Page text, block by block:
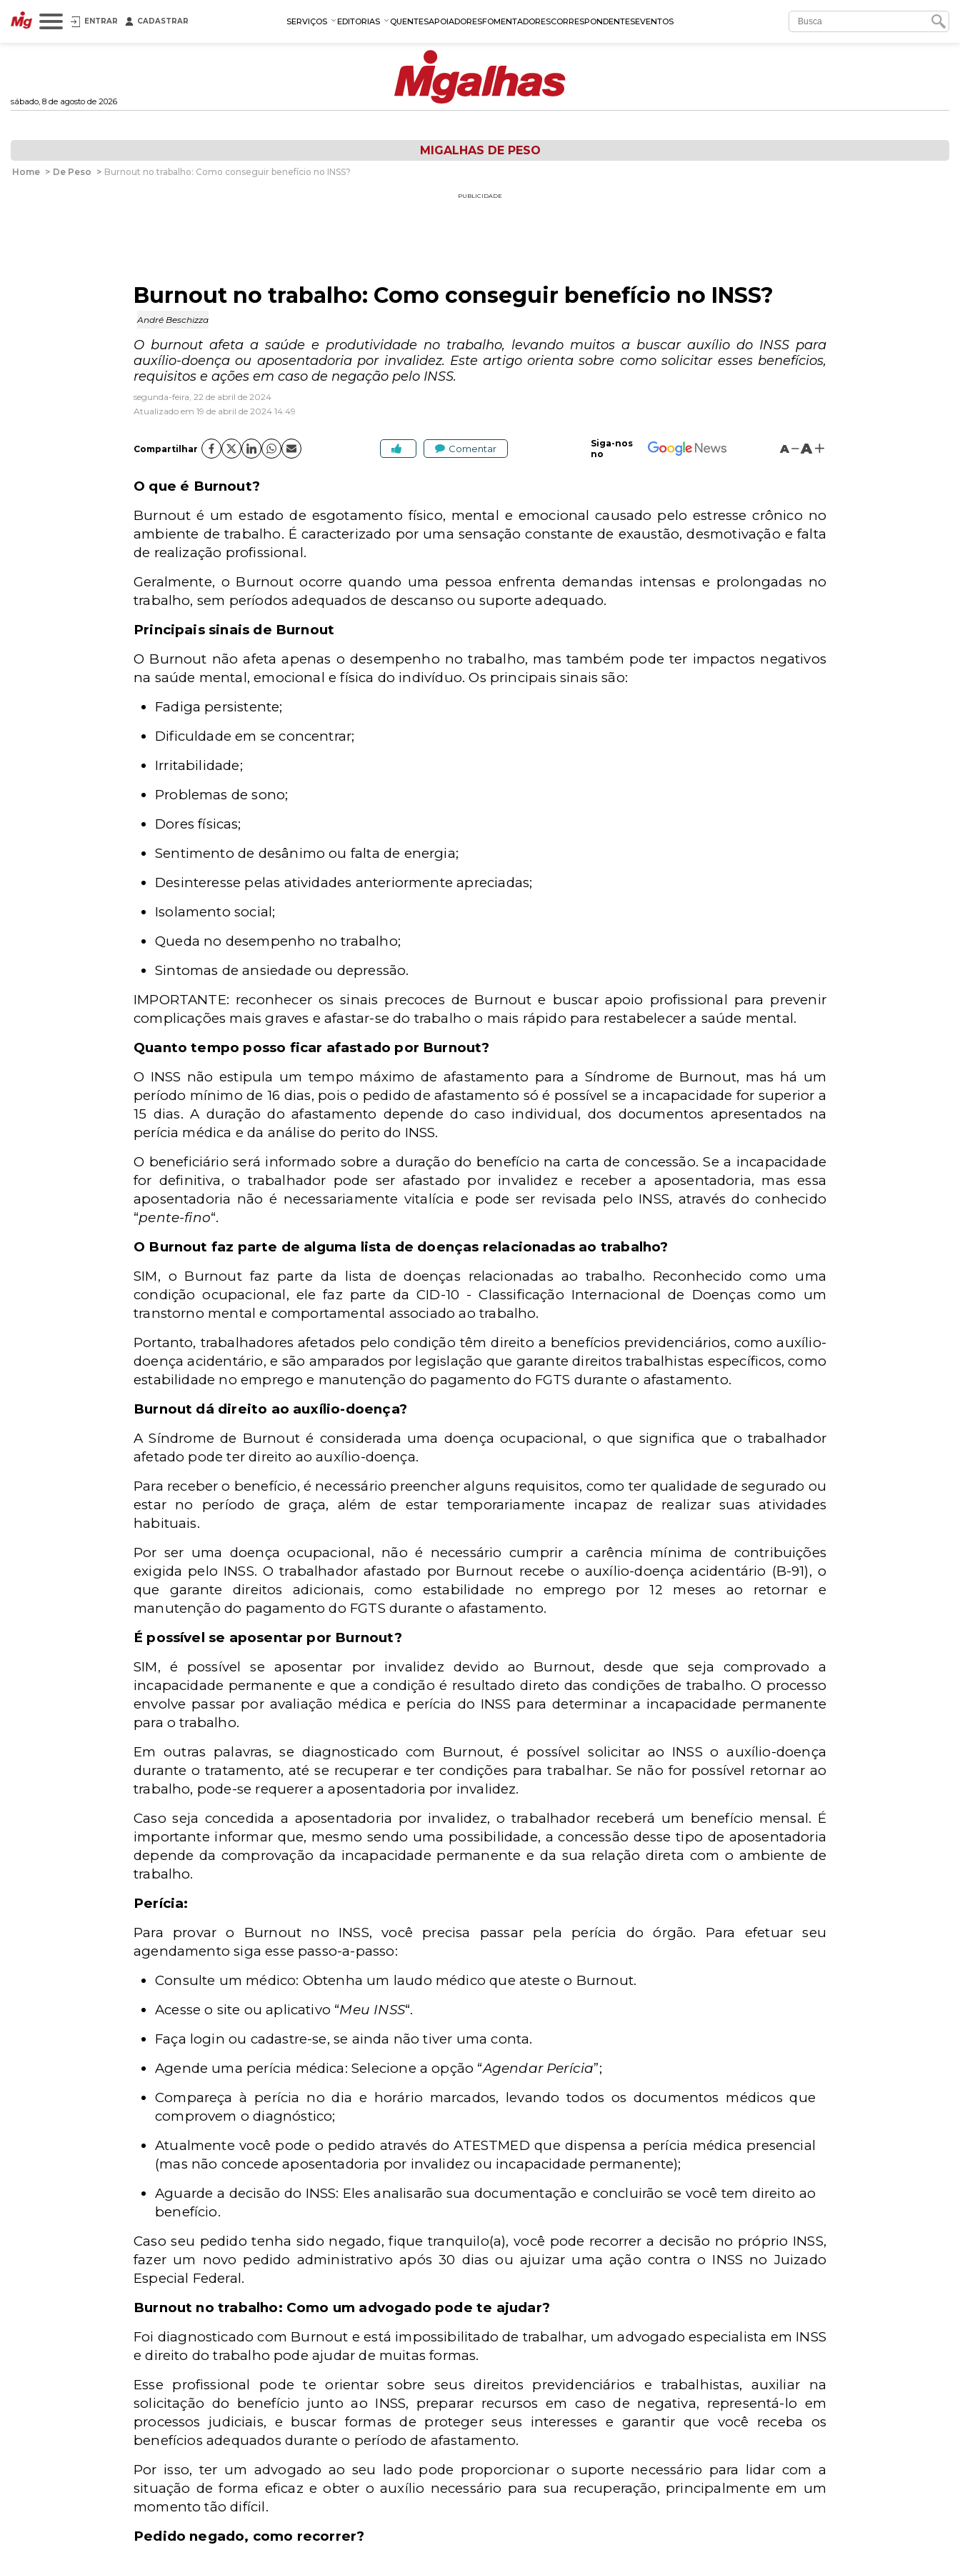
ENTRAR CADASTRAR SERVIÇOS EDITORIAS QUENTESAPOIADORESFOMENTADORESCORRESPONDENTESEVENTOS
sábado, 8 de agosto de 2026
MIGALHAS DE PESO
Home > De Peso > Burnout no trabalho: Como conseguir benefício no INSS?
PUBLICIDADE
Burnout no trabalho: Como conseguir benefício no INSS?
André Beschizza
O burnout afeta a saúde e produtividade no trabalho, levando muitos a buscar auxílio do INSS para
auxílio-doença ou aposentadoria por invalidez. Este artigo orienta sobre como solicitar esses benefícios,
requisitos e ações em caso de negação pelo INSS.
segunda-feira, 22 de abril de 2024
Atualizado em 19 de abril de 2024 14:49
Compartilhar Comentar
Siga-nos
no
A A
O que é Burnout?
Burnouté um estado de esgotamento físico, mental e emocional causado pelo estresse crônico no
ambiente de trabalho. É caracterizado por uma sensação constante de exaustão, desmotivação e falta
de realização profissional.
Geralmente, o Burnout ocorre quando uma pessoa enfrenta demandas intensas e prolongadas no
trabalho, sem períodos adequados de descanso ou suporte adequado.
Principais sinais de Burnout
O Burnout não afeta apenas o desempenho no trabalho, mas também pode ter impactos negativos
na saúde mental, emocional e física do indivíduo. Os principais sinais são:
Fadiga persistente;
Dificuldade em se concentrar;
Irritabilidade;
Problemas de sono;
Dores físicas;
Sentimento de desânimo ou falta de energia;
Desinteresse pelas atividades anteriormente apreciadas;
Isolamento social;
Queda no desempenho no trabalho;
Sintomas de ansiedade ou depressão.
IMPORTANTE: reconhecer os sinais precoces de Burnout e buscar apoio profissional para prevenir
complicações mais graves e afastar-se do trabalho o mais rápido para restabelecer a saúde mental.
Quanto tempo posso ficar afastado por Burnout?
O INSS não estipula um tempo máximo de afastamento para a Síndrome de Burnout, mas há um
período mínimo de 16 dias, pois o pedido de afastamento só é possível se a incapacidade for superior a
15 dias. A duração do afastamento depende do caso individual, dos documentos apresentados na
perícia médica e da análise do perito do INSS.
O beneficiário será informado sobre a duração do benefício na carta de concessão. Se a incapacidade
for definitiva, o trabalhador pode ser afastado por invalidez e receber a aposentadoria, mas essa
aposentadoria não é necessariamente vitalícia e pode ser revisada pelo INSS, através do conhecido
“pente-fino“.
O Burnout faz parte de alguma lista de doenças relacionadas ao trabalho?
SIM, o Burnout faz parte da lista de doenças relacionadas ao trabalho. Reconhecido como uma
condição ocupacional, ele faz parte daCID-10 -Classificação Internacional de Doenças como um
transtorno mental e comportamental associado ao trabalho.
Portanto, trabalhadores afetados pelo condição têm direito a benefícios previdenciários, como auxílio-
doença acidentário, e são amparados por legislação que garante direitos trabalhistas específicos, como
estabilidade no emprego e manutenção do pagamento do FGTS durante o afastamento.
Burnout dá direito ao auxílio-doença?
A Síndrome de Burnout é considerada uma doença ocupacional, o que significa que o trabalhador
afetado pode ter direito ao auxílio-doença.
Para receber o benefício, é necessário preencher alguns requisitos, como ter qualidade de segurado ou
estar no período de graça, além de estar temporariamente incapaz de realizar suas atividades
habituais.
Por ser uma doença ocupacional, nãoé necessário cumprir a carência mínima de contribuições
exigida pelo INSS. O trabalhador afastado por Burnout recebe o auxílio-doença acidentário (B-91), o
que garante direitos adicionais, como estabilidade no emprego por 12 meses ao retornar e
manutenção do pagamento do FGTS durante o afastamento.
É possível se aposentar por Burnout?
SIM, é possível se aposentar por invalidez devido ao Burnout, desde que seja comprovado a
incapacidade permanente e que a condiçãoé resultado direto das condições de trabalho. O processo
envolve passar por avaliação médica e perícia do INSS para determinar a incapacidade permanente
para o trabalho.
Em outras palavras, se diagnosticado com Burnout,é possível solicitar ao INSS o auxílio-doença
durante o tratamento, atése recuperar e ter condições para trabalhar.Se não for possível retornar ao
trabalho, pode-se requerer a aposentadoria por invalidez.
Caso seja concedida a aposentadoria por invalidez, o trabalhador receberá um benefício mensal. É
importante informar que, mesmo sendo uma possibilidade, a concessão desse tipo de aposentadoria
depende da comprovação da incapacidade permanente e da sua relação direta com o ambiente de
trabalho.
Perícia:
Para provar o Burnout no INSS, você precisa passar pela perícia doórgão. Para efetuar seu
agendamento siga esse passo-a-passo:
Consulte um médico: Obtenha um laudo médico que ateste o Burnout.
Acesse o site ou aplicativo “Meu INSS“.
Faça login ou cadastre-se, se ainda não tiver uma conta.
Agende uma perícia médica: Selecione a opção “Agendar Perícia”;
Compareça à perícia no dia e horário marcados, levando todos os documentos médicos que
comprovem o diagnóstico;
Atualmente você pode o pedido através do ATESTMED que dispensa a perícia médica presencial
(mas não concede aposentadoria por invalidez ou incapacidade permanente);
Aguarde a decisão do INSS: Eles analisarão sua documentação e concluirão se você tem direito ao
benefício.
Caso seu pedido tenha sido negado, fique tranquilo(a), você pode recorrer a decisão no próprio INSS,
fazer um novo pedido administrativo após 30 dias ou ajuizar uma ação contra o INSS no Juizado
Especial Federal.
Burnout no trabalho: Como um advogado pode te ajudar?
Foi diagnosticado com Burnout e está impossibilitado de trabalhar, um advogado especialista em INSS
e direito do trabalho pode ajudar de muitas formas.
Esse profissional pode te orientar sobre seus direitos previdenciários e trabalhistas, auxiliar na
solicitação do benefício junto ao INSS, preparar recursos em caso de negativa, representá-lo em
processos judiciais, e buscar formas de proteger seus interesses e garantir que você receba os
benefícios adequados durante o período de afastamento.
Por isso, ter um advogado ao seu lado pode proporcionar o suporte necessário para lidar com a
situação de forma eficaz e obter o auxílio necessário para sua recuperação, principalmente em um
momento tão difícil.
Pedido negado, como recorrer?